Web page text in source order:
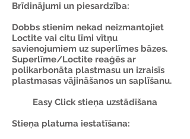
Brīdinājumi un piesardzība:
Dobbs stienim nekad neizmantojiet
Loctite vai citu līmi vītņu
savienojumiem uz superlīmes bāzes.
Superlīme/Loctite reaģēs ar
polikarbonāta plastmasu un izraisīs
plastmasas vājināšanos un saplīšanu.
Easy Click stieņa uzstādīšana
Stieņa platuma iestatīšana: